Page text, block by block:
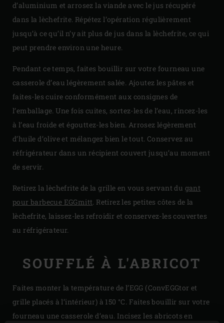
d’aluminium et arrosez la viande avec le jus récupéré
dans la lèchefrite. Répétez l’opération régulièrement
jusqu’à ce qu’il n’y ait plus de jus dans la lèchefrite, ce qui
peut prendre environ une heure.
Pendant ce temps, faites bouillir sur votre fourneau une
casserole d’eau légèrement salée. Ajoutez les pâtes et
faites-les cuire conformément aux consignes de
l’emballage. Une fois cuites, sortez-les de l’eau, rincez-les
à l’eau froide et égouttez-les bien. Arrosez légèrement
d’huile d’olive et mélangez bien le tout. Conservez au
réfrigérateur dans un récipient couvert jusqu’au moment
de servir.
Retirez la lèchefrite de la grille en vous servant du gant
pour barbecue EGGmitt. Retirez les petites côtes de la
lèchefrite, laissez-les refroidir et conservez-les couvertes
au réfrigérateur.
SOUFFLÉ À L'ABRICOT
Faites monter la température de l’EGG (ConvEGGtor et
grille placés à l’intérieur) à 150 °C. Faites bouillir sur votre
fourneau une casserole d’eau. Incisez les abricots en